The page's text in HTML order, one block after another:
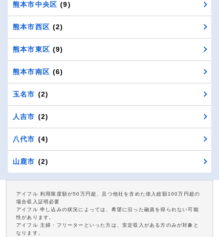
熊本市中央区 (9)
熊本市西区 (2)
熊本市東区 (9)
熊本市南区 (6)
玉名市 (2)
人吉市 (2)
八代市 (4)
山鹿市 (2)
アイフル 利用限度額が50万円超、且つ他社を含めた借入総額100万円超の
場合収入証明必要
アイフル 申し込みの状況によっては、希望に沿った融資を得られない可能
性があります。
アイフル 主婦・フリーターといった方は、安定収入がある方のみが対象と
なります。